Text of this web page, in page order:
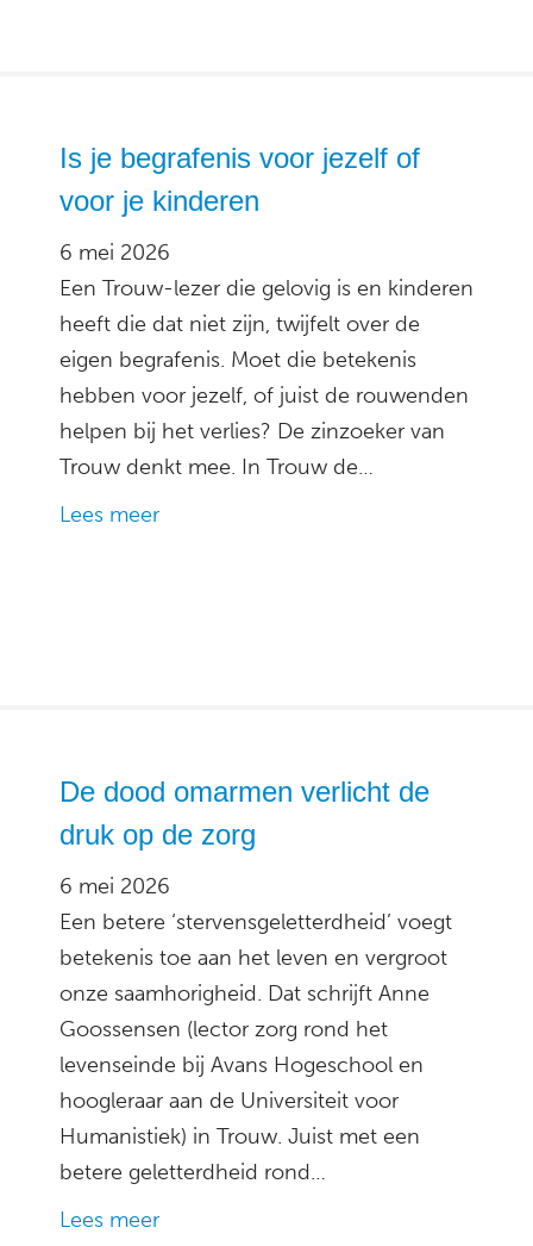
Is je begrafenis voor jezelf of
voor je kinderen
6 mei 2026
Een Trouw-lezer die gelovig is en kinderen
heeft die dat niet zijn, twijfelt over de
eigen begrafenis. Moet die betekenis
hebben voor jezelf, of juist de rouwenden
helpen bij het verlies? De zinzoeker van
Trouw denkt mee. In Trouw de…
Lees meer
De dood omarmen verlicht de
druk op de zorg
6 mei 2026
Een betere ‘stervensgeletterdheid’ voegt
betekenis toe aan het leven en vergroot
onze saamhorigheid. Dat schrijft Anne
Goossensen (lector zorg rond het
levenseinde bij Avans Hogeschool en
hoogleraar aan de Universiteit voor
Humanistiek) in Trouw. Juist met een
betere geletterdheid rond…
Lees meer